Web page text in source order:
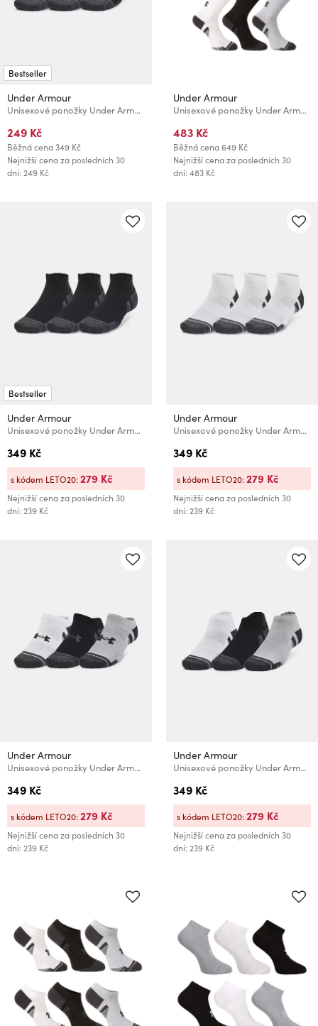
Bestseller
Under Armour
Unisexové ponožky Under Armour UA Performance Tech NS (3 páry)
249 Kč
Běžná cena349 Kč
Nejnižší cena za posledních 30
dní: 249 Kč
Under Armour
Unisexové ponožky Under Armour Unisex UA Perf Tech Crew (6 párů)
483 Kč
Běžná cena649 Kč
Nejnižší cena za posledních 30
dní: 483 Kč
Bestseller
Under Armour
Unisexové ponožky Under Armour UA Performance Tech Low (3 páry)
349 Kč
Nejnižší cena za posledních 30
dní: 239 Kč
s kódem LETO20:279 Kč
Under Armour
Unisexové ponožky Under Armour UA Performance Tech Low (3 páry)
349 Kč
Nejnižší cena za posledních 30
dní: 239 Kč
s kódem LETO20:279 Kč
Under Armour
Unisexové ponožky Under Armour UA Performance Tech NS (3 páry)
349 Kč
Nejnižší cena za posledních 30
dní: 239 Kč
s kódem LETO20:279 Kč
Under Armour
Unisexové ponožky Under Armour UA Performance Tech Low (3 páry)
349 Kč
Nejnižší cena za posledních 30
dní: 239 Kč
s kódem LETO20:279 Kč